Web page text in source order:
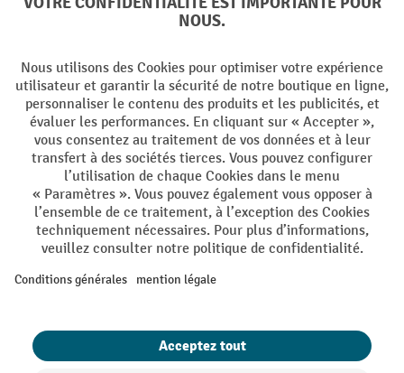
Conditions générales de vente Mentions Légales
Protection des Données Politique de cookies
All prices excl. VAT plusshipping costsand possible delivery charges,
if not stated otherwise.
s'applique pas aux prix spéciaux. Il n'est pas possible de le combiner
newsletter. Le bon, valable 10 jours, peut être utilisé en ligne pour
toute commande d'un montant net minimum de CHF 250. Le